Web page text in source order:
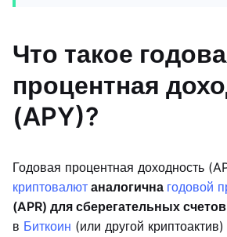
Что такое
процентная
(APY)?
Годовая процентная доходность
криптовалют аналогична годовой
(APR) для сберегательных счетов
в Биткоин (или другой